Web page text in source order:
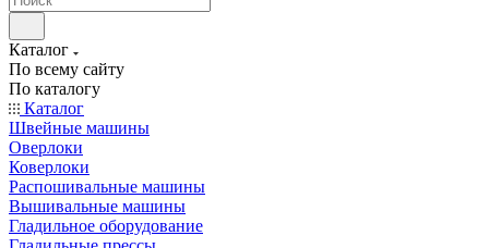
Каталог
По всему сайту
По каталогу
Каталог
Швейные машины
Оверлоки
Коверлоки
Распошивальные машины
Вышивальные машины
Гладильное оборудование